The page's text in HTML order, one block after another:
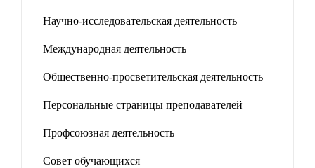
Научно-исследовательская деятельность
Международная деятельность
Общественно-просветительская деятельность
Персональные страницы преподавателей
Профсоюзная деятельность
Совет обучающихся